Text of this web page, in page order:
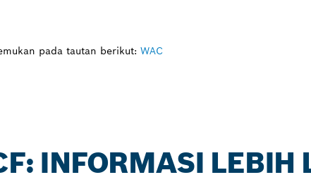
pada tautan berikut: WAC
INFORMASI LEBIH